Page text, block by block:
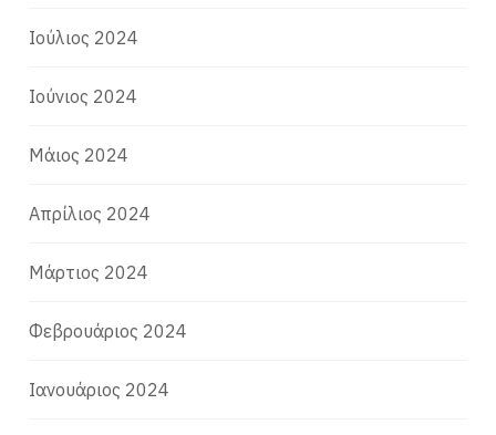
Ιούλιος 2024
Ιούνιος 2024
Μάιος 2024
Απρίλιος 2024
Μάρτιος 2024
Φεβρουάριος 2024
Ιανουάριος 2024